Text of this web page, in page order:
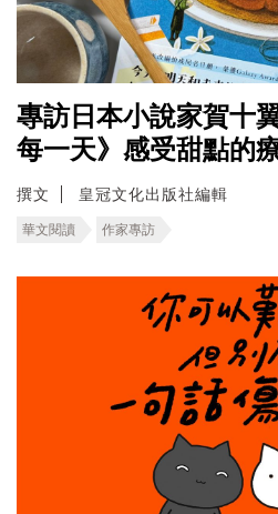
專訪日本小說家賀十
每一天》感受甜點的
撰文 皇冠文化出版社編輯
華文閱讀 作家專訪